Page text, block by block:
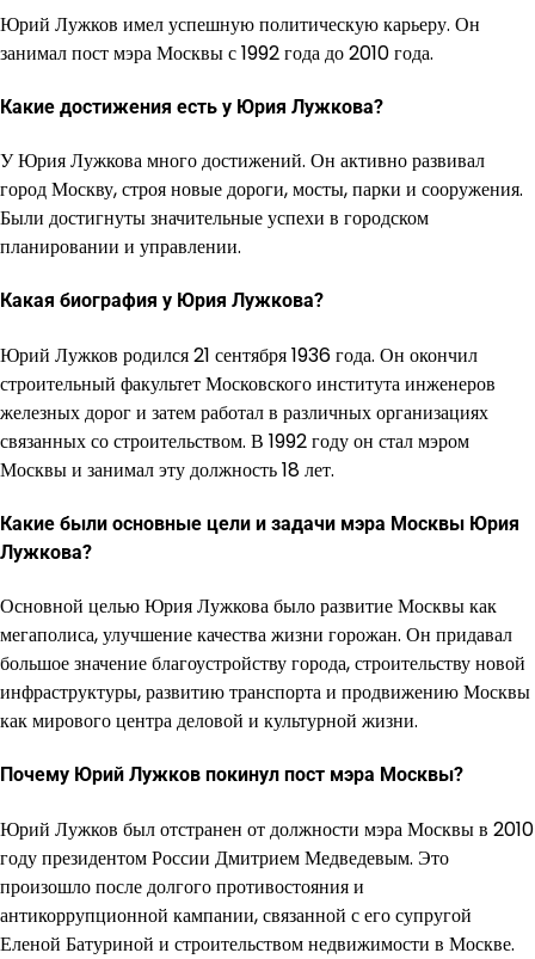
Юрий Лужков имел успешную политическую карьеру. Он
занимал пост мэра Москвы с 1992 года до 2010 года.
Какие достижения есть у Юрия Лужкова?
У Юрия Лужкова много достижений. Он активно развивал
город Москву, строя новые дороги, мосты, парки и сооружения.
Были достигнуты значительные успехи в городском
планировании и управлении.
Какая биография у Юрия Лужкова?
Юрий Лужков родился 21 сентября 1936 года. Он окончил
строительный факультет Московского института инженеров
железных дорог и затем работал в различных организациях
связанных со строительством. В 1992 году он стал мэром
Москвы и занимал эту должность 18 лет.
Какие были основные цели и задачи мэра Москвы Юрия
Лужкова?
Основной целью Юрия Лужкова было развитие Москвы как
мегаполиса, улучшение качества жизни горожан. Он придавал
большое значение благоустройству города, строительству новой
инфраструктуры, развитию транспорта и продвижению Москвы
как мирового центра деловой и культурной жизни.
Почему Юрий Лужков покинул пост мэра Москвы?
Юрий Лужков был отстранен от должности мэра Москвы в 2010
году президентом России Дмитрием Медведевым. Это
произошло после долгого противостояния и
антикоррупционной кампании, связанной с его супругой
Еленой Батуриной и строительством недвижимости в Москве.